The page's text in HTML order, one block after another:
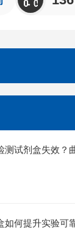
测试剂盒失效？
如何提升实验可